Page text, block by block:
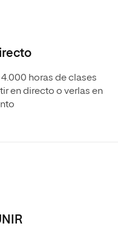
horas de clases
en directo o verlas en